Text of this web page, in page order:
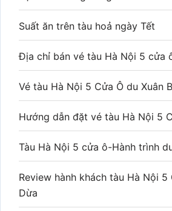
Suất ăn trên tàu hoả ngày Tết
Địa chỉ bán vé tàu Hà Nội 5 cửa
Vé tàu Hà Nội 5 Cửa Ô du Xuân
Hướng dẫn đặt vé tàu Hà Nội 5
Tàu Hà Nội 5 cửa ô-Hành trình
Review hành khách tàu Hà Nội 5
Dừa